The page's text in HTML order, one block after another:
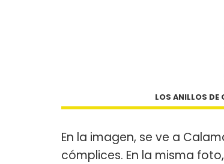
LOS ANILLOS DE
En la imagen, se ve a
cómplices. En la misma